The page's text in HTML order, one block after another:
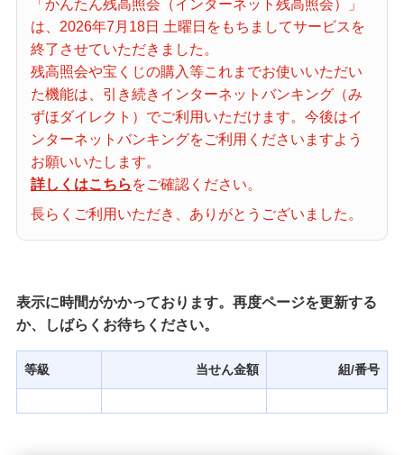
宝くじホーム
当せん番号案内
宝くじの購入・照会
宝くじ商品一覧
初めての方へ
みずほ銀行店舗・ATM
「かんたん残高照会（インターネット残高照会）」
は、2026年7月18日 土曜日をもちましてサービスを
終了させていただきました。
残高照会や宝くじの購入等これまでお使いいただい
た機能は、引き続きインターネットバンキング（み
ずほダイレクト）でご利用いただけます。今後はイ
ンターネットバンキングをご利用くださいますよう
お願いいたします。
詳しくはこちら をご確認ください。
長らくご利用いただき、ありがとうございました。
表示に時間がかかっております。再度ページを更新する
か、しばらくお待ちください。
等級 当せん金額 組/番号